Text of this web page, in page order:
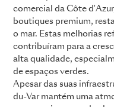
comercial da Côte
boutiques premium,
o mar. Estas melhorias
contribuíram para a
alta qualidade,
de espaços verdes.
Apesar das suas
du-Var mantém uma